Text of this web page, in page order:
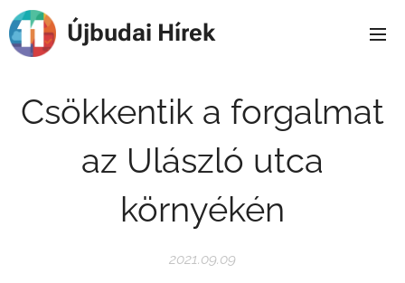
Újbudai Hírek
Csökkentik a forgalmat
az Ulászló utca
környékén
2021.09.09